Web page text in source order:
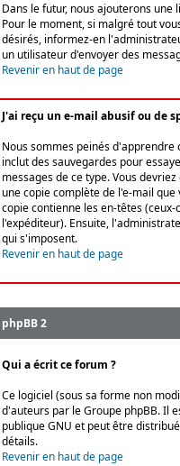
Dans le futur, nous ajouterons
Pour le moment, si malgré tout
désirés, informez-en
un utilisateur d'envoyer des
Revenir en haut de page
J'ai reçu un e-mail abusif ou de
Nous sommes peinés
inclut des sauvegardes pour
messages de ce type. Vous
une copie complète de l'e-mail
copie contienne les en-têtes
l'expéditeur). Ensuite,
qui s'imposent.
Revenir en haut de page
phpBB 2
Qui a écrit ce forum ?
Ce logiciel (sous sa forme non
d'auteurs par leGroupe phpBB. Il
publique GNU et peut être
détails.
Revenir en haut de page